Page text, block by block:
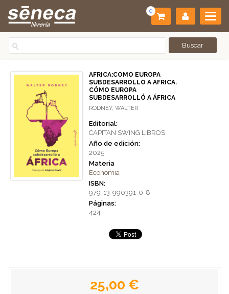
0
AFRICA:COMO EUROPA
SUBDESARROLLO A AFRICA.
CÓMO EUROPA
SUBDESARROLLÓ A ÁFRICA
RODNEY, WALTER
Editorial:
CAPITAN SWING LIBROS
Año de edición:
2025
Materia
Economia
ISBN:
979-13-990391-0-8
Páginas:
424
25,00 €